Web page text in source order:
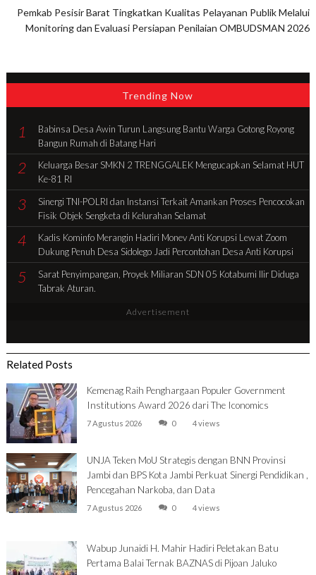
Pemkab Pesisir Barat Tingkatkan Kualitas Pelayanan Publik Melalui
Monitoring dan Evaluasi Persiapan Penilaian OMBUDSMAN 2026
Trending Now
1
Babinsa Desa Awin Turun Langsung Bantu Warga Gotong Royong
Bangun Rumah di Batang Hari
2
Keluarga Besar SMKN 2 TRENGGALEK Mengucapkan Selamat HUT
Ke-81 RI
3
Sinergi TNI-POLRI dan Instansi Terkait Amankan Proses Pencocokan
Fisik Objek Sengketa di Kelurahan Selamat
4
Kadis Kominfo Merangin Hadiri Monev Anti Korupsi Lewat Zoom
Dukung Penuh Desa Sidolego Jadi Percontohan Desa Anti Korupsi
5
Sarat Penyimpangan, Proyek Miliaran SDN 05 Kotabumi Ilir Diduga
Tabrak Aturan.
Advertisement
Related Posts
Kemenag Raih Penghargaan Populer Government
Institutions Award 2026 dari The Iconomics
7 Agustus 2026 0 4 views
UNJA Teken MoU Strategis dengan BNN Provinsi
Jambi dan BPS Kota Jambi Perkuat Sinergi Pendidikan ,
Pencegahan Narkoba, dan Data
7 Agustus 2026 0 4 views
Wabup Junaidi H. Mahir Hadiri Peletakan Batu
Pertama Balai Ternak BAZNAS di Pijoan Jaluko